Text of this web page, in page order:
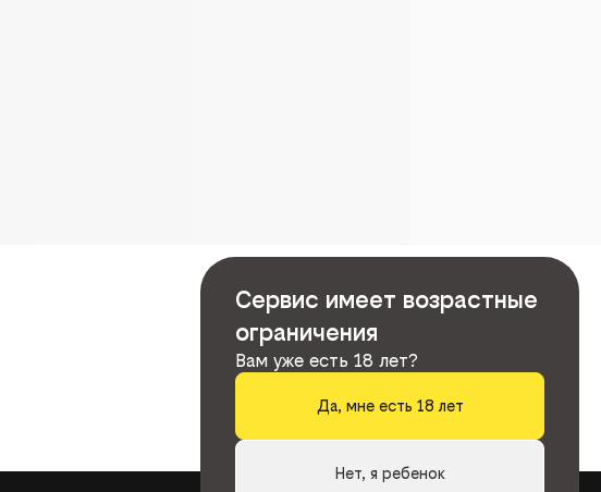
Сервис имеет возрастные
ограничения
Вам уже есть 18 лет?
Да, мне есть 18 лет
Нет, я ребенок